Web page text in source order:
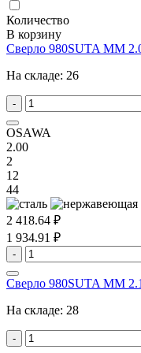
Количество
В корзину
Сверло 980SUTA MM
На складе: 26
-
OSAWA
2.00
2
12
44
2 418.64 ₽
1 934.91 ₽
-
Сверло 980SUTA MM
На складе: 28
-